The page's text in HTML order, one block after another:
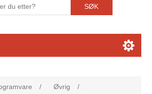
SØK
/ Øvrig
/